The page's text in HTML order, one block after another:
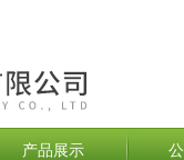
产品展示